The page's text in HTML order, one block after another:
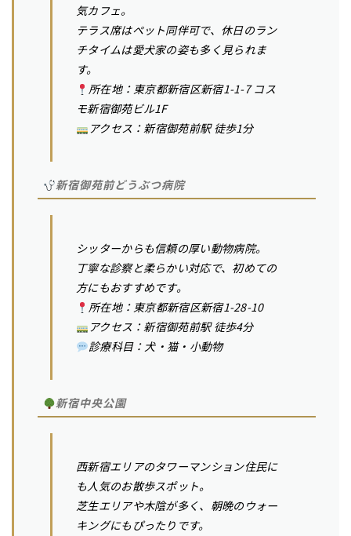
気カフェ。
テラス席はペット同伴可で、休日のラン
チタイムは愛犬家の姿も多く見られま
す。
所在地：東京都新宿区新宿1-1-7 コス
モ新宿御苑ビル1F
アクセス：新宿御苑前駅 徒歩1分
新宿御苑前どうぶつ病院
シッターからも信頼の厚い動物病院。
丁寧な診察と柔らかい対応で、初めての
方にもおすすめです。
所在地：東京都新宿区新宿1-28-10
アクセス：新宿御苑前駅 徒歩4分
診療科目：犬・猫・小動物
新宿中央公園
西新宿エリアのタワーマンション住民に
も人気のお散歩スポット。
芝生エリアや木陰が多く、朝晩のウォー
キングにもぴったりです。